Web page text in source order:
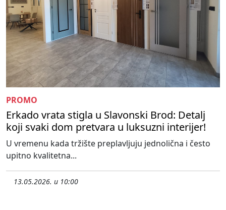
PROMO
Erkado vrata stigla u Slavonski Brod: Detalj
koji svaki dom pretvara u luksuzni interijer!
U vremenu kada tržište preplavljuju jednolična i često
upitno kvalitetna...
13.05.2026. u 10:00